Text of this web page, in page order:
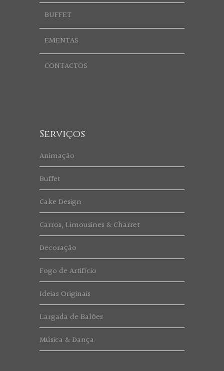
BUFFET
EMENTAS
CONTACTOS
Serviços
Animação
Buffet
Cake Design
Carros, Limousines & Charret
Decoração
Fogo de Artifício
Ideias Originais
Largada de Balões
Música & Dança